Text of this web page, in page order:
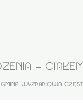
–
GMINA WYZNANIOWA